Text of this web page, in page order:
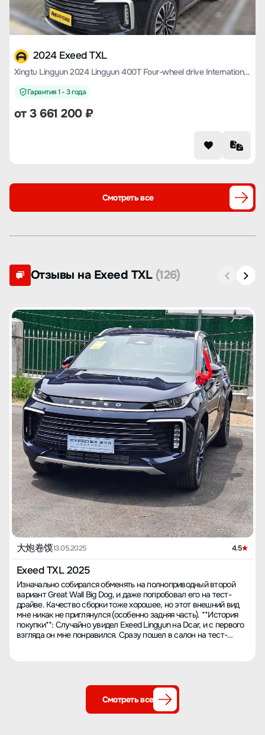
2024 Exeed TXL
Xingtu Lingyun 2024 Lingyun 400T Four-wheel drive International Version
Гарантия 1 - 3 года
от3 661 200₽
Смотреть все
Отзывы на Exeed TXL (126)
大炮卷馍13.05.2025 4.5
Exeed TXL 2025
Изначально собирался обменять на полноприводный второй
вариант Great Wall Big Dog, и даже попробовал его на тест-
драйве. Качество сборки тоже хорошее, но этот внешний вид
мне никак не приглянулся (особенно задняя часть). **История
покупки**: Случайно увидел Exeed Lingyun на Dcar, и с первого
взгляда он мне понравился. Сразу пошел в салон на тест-
Полная оплата дает небольшую скидку, тогда как по кредиту
скидка больше — 35,000, плюс купоны на 3,000. Добавил за
оранжевый салон 3,000, государственная субсидия 10,000 (в
стадии рассмотрения), 9,000 + налог, страховка 5,000,
Смотреть все